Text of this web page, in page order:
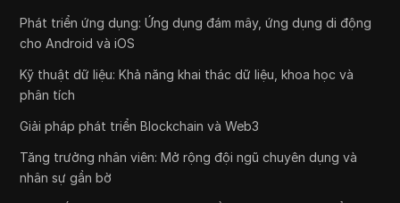
Phát triển ứng dụng: Ứng dụng đám mây, ứng dụng di động
cho Android và iOS
Kỹ thuật dữ liệu: Khả năng khai thác dữ liệu, khoa học và
phân tích
Giải pháp phát triển Blockchain và Web3
Tăng trưởng nhân viên: Mở rộng đội ngũ chuyên dụng và
nhân sự gần bờ